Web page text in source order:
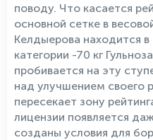
поводу. Что касается
основной сетке в
Келдыерова находится в
категории -70 кг
пробивается на эту
над улучшением своего
пересекает зону
лицензии появляется
созданы условия для